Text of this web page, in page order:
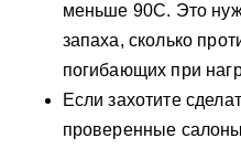
меньше 90С. Это
запаха, сколько
погибающих при
Если захотите
проверенные